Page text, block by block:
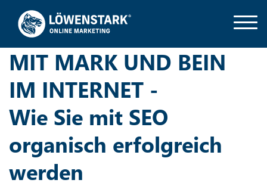
MIT MARK UND BEIN
IM INTERNET -
Wie Sie mit SEO
organisch erfolgreich
werden